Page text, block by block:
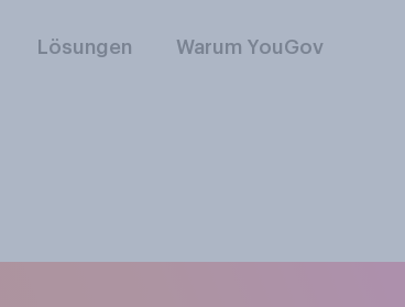
Lösungen Warum YouGov